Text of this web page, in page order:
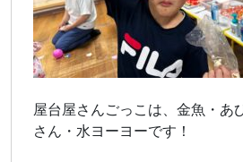
屋台屋さんごっこは、金魚・あ
さん・水ヨーヨーです！